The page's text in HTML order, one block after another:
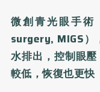
微創青光眼手術
surgery, MIGS）
水排出，控制眼
較低，恢復也更快